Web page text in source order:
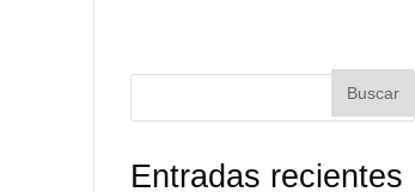
Entradas recientes